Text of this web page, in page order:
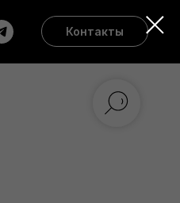
Контакты